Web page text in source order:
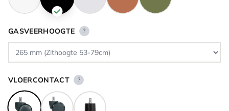
GASVEERHOOGTE ?
VLOERCONTACT ?